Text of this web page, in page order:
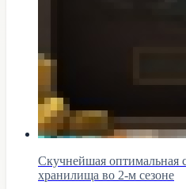
Скучнейшая оптимальная
хранилища во 2-м сезоне